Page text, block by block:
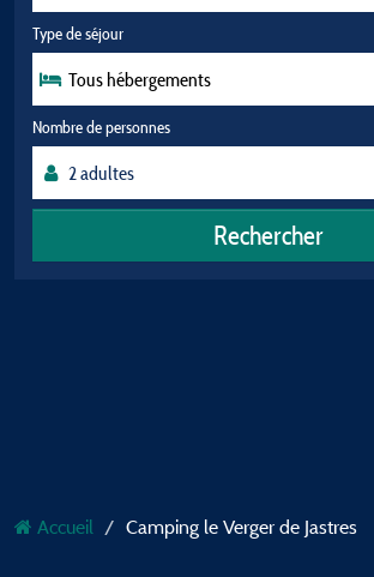
Type de séjour
Tous hébergements
Nombre de personnes
Rechercher
Accueil Camping le Verger de Jastres